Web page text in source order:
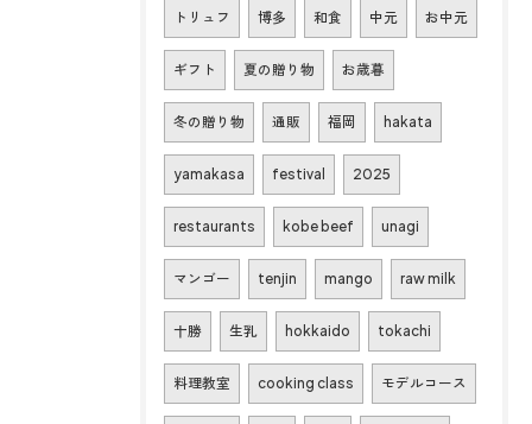
トリュフ 博多 和食 中元 お中元
ギフト 夏の贈り物 お歳暮
冬の贈り物 通販 福岡 hakata
yamakasa festival 2025
restaurants kobe beef unagi
マンゴー tenjin mango raw milk
十勝 生乳 hokkaido tokachi
料理教室 cooking class モデルコース